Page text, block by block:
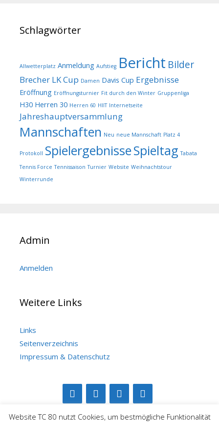
Schlagwörter
Allwetterplatz Anmeldung Aufstieg Bericht Bilder
Brecher LK Cup Damen Davis Cup Ergebnisse
Eröffnung Eröffnungsturnier Fit durch den Winter Gruppenliga
H30 Herren 30 Herren 60 HIIT Internetseite
Jahreshauptversammlung
Mannschaften Neu neue Mannschaft Platz 4
Protokoll SpielergebnisseSpieltag Tabata
Tennis Force Tennissaison Turnier Website Weihnachtstour
Winterrunde
Admin
Anmelden
Weitere Links
Links
Seitenverzeichnis
Impressum & Datenschutz
Website TC 80 nutzt Cookies, um bestmögliche Funktionalität